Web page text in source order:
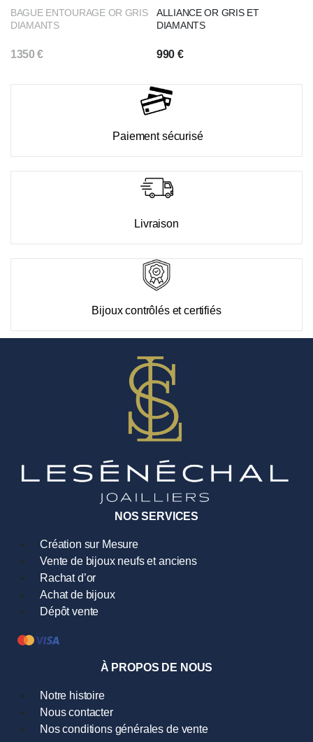
BAGUE ENTOURAGE OR GRIS
DIAMANTS
1350€
ALLIANCE OR GRIS ET
DIAMANTS
990 €
Paiement sécurisé
Livraison
Bijoux contrôlés et certifiés
NOS SERVICES
Création sur Mesure
Vente de bijoux neufs et anciens
Rachat d’or
Achat de bijoux
Dépôt vente
À PROPOS DE NOUS
Notre histoire
Nous contacter
Nos conditions générales de vente